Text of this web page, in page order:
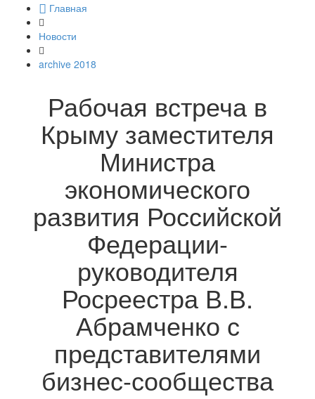
Главная
Новости
archive 2018
Рабочая встреча в
Крыму заместителя
Министра
экономического
развития Российской
Федерации-
руководителя
Росреестра В.В.
Абрамченко с
представителями
бизнес-сообщества